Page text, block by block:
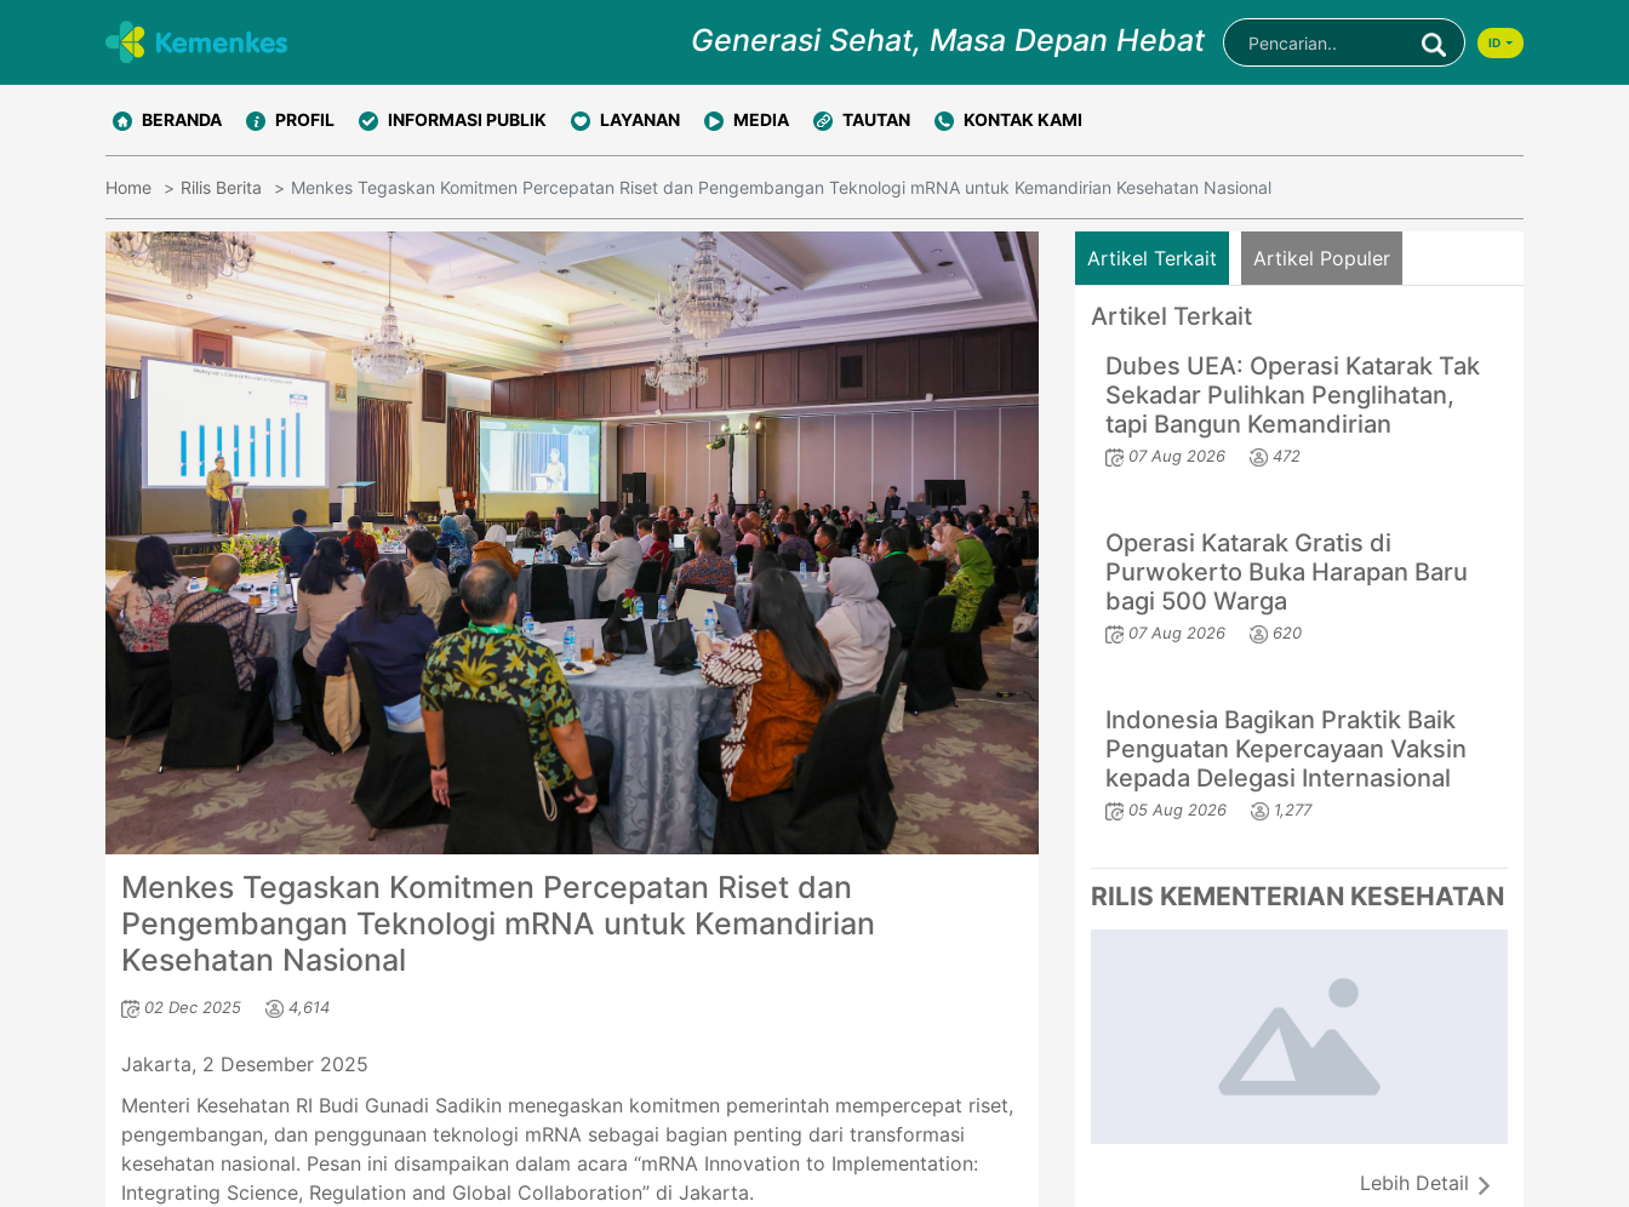
Generasi Sehat, Masa Depan Hebat ID
BERANDA PROFIL INFORMASI PUBLIK LAYANAN MEDIA TAUTAN KONTAK KAMI
Home Rilis Berita Menkes Tegaskan Komitmen Percepatan Riset dan Pengembangan Teknologi mRNA untuk Kemandirian Kesehatan Nasional
Menkes Tegaskan Komitmen Percepatan Riset dan
Pengembangan Teknologi mRNA untuk Kemandirian
Kesehatan Nasional
02 Dec 2025 4,614
Jakarta, 2 Desember 2025
Menteri Kesehatan RI Budi Gunadi Sadikin menegaskan komitmen pemerintah mempercepat riset,
pengembangan, dan penggunaan teknologi mRNA sebagai bagian penting dari transformasi
kesehatan nasional. Pesan ini disampaikan dalam acara “mRNA Innovation to Implementation:
Integrating Science, Regulation and Global Collaboration” di Jakarta.
Artikel Terkait Artikel Populer
Artikel Terkait
Dubes UEA: Operasi Katarak Tak
Sekadar Pulihkan Penglihatan,
tapi Bangun Kemandirian
07 Aug 2026 472
Operasi Katarak Gratis di
Purwokerto Buka Harapan Baru
bagi 500 Warga
07 Aug 2026 620
Indonesia Bagikan Praktik Baik
Penguatan Kepercayaan Vaksin
kepada Delegasi Internasional
05 Aug 2026 1,277
RILIS KEMENTERIAN KESEHATAN
Lebih Detail